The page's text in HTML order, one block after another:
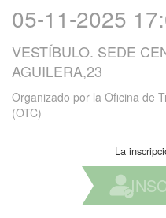
05-11-2025
VESTÍBULO. SEDE
AGUILERA,23
Organizado por la Oficina de
(OTC)
La